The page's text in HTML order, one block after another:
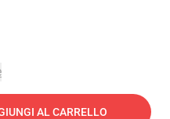
AL CARRELLO